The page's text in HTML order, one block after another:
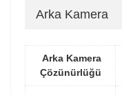
Arka Kamera
Arka Kamera
Çözünürlüğü